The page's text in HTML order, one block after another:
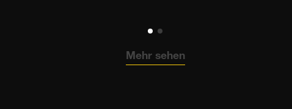
Mehr sehen